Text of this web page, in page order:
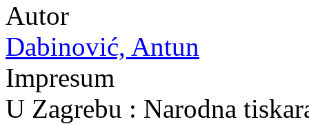
Autor
Dabinović, Antun
Impresum
U Zagrebu : Narodna